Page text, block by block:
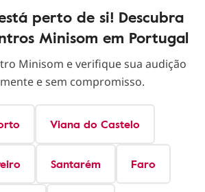
perto de si! Descubra
Minisom em Portugal
Minisom e verifique sua audição
e sem compromisso.
Viana do Castelo
Santarém Faro